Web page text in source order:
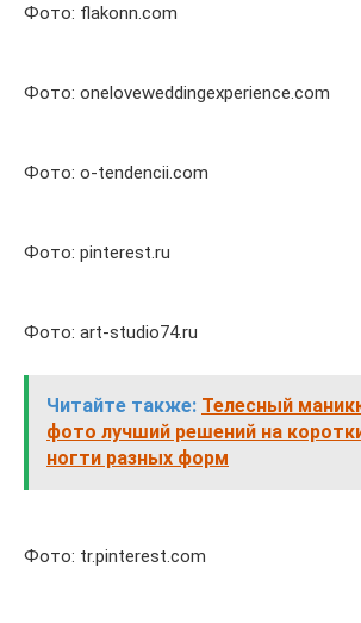
Фото: flakonn.com
Фото: oneloveweddingexperience.com
Фото: o-tendencii.com
Фото: pinterest.ru
Фото: art-studio74.ru
Читайте также: Телесный
фото лучший решений на
ногти разных форм
Фото: tr.pinterest.com